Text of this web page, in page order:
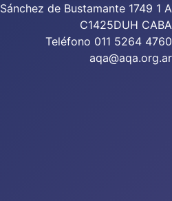
Sánchez de Bustamante 1749 1 A
C1425DUH CABA
Teléfono 011 5264 4760
aqa@aqa.org.ar